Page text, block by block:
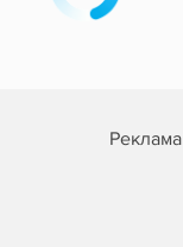
Реклама